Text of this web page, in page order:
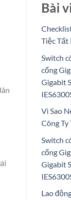
Bài
Tiệc Tất
Switch
cổng
Gigabit
Vì Sao
Công Ty
Switch
cổng
Gigabit
Lao